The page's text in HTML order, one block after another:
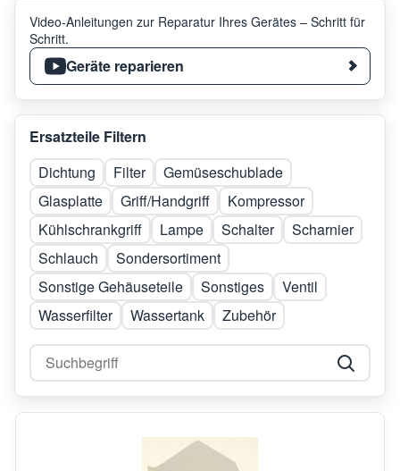
Video-Anleitungen zur Reparatur Ihres Gerätes – Schritt für
Schritt.
Geräte reparieren
Ersatzteile Filtern
Dichtung
Filter
Gemüseschublade
Glasplatte
Griff/Handgriff
Kompressor
Kühlschrankgriff
Lampe Schalter
Scharnier
Schlauch
Sondersortiment
Sonstige Gehäuseteile
Sonstiges
Ventil
Wasserfilter
Wassertank Zubehör